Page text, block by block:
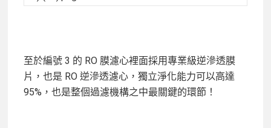
至於編號 3 的 RO 膜濾心裡面採用專業級逆滲透膜
片，也是 RO 逆滲透濾心，獨立淨化能力可以高達
95%，也是整個過濾機構之中最關鍵的環節！